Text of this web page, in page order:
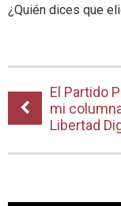
¿Quién dices que
El Partido
mi
Libertad